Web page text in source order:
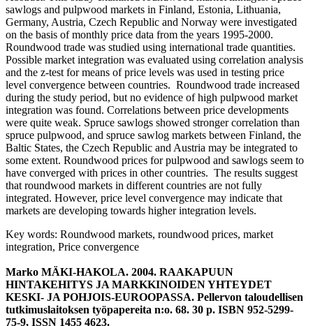
sawlogs and pulpwood markets in Finland, Estonia, Lithuania,
Germany, Austria, Czech Republic and Norway were investigated
on the basis of monthly price data from the years 1995-2000.
Roundwood trade was studied using international trade quantities.
Possible market integration was evaluated using correlation analysis
and the z-test for means of price levels was used in testing price
level convergence between countries. Roundwood trade increased
during the study period, but no evidence of high pulpwood market
integration was found. Correlations between price developments
were quite weak. Spruce sawlogs showed stronger correlation than
spruce pulpwood, and spruce sawlog markets between Finland, the
Baltic States, the Czech Republic and Austria may be integrated to
some extent. Roundwood prices for pulpwood and sawlogs seem to
have converged with prices in other countries. The results suggest
that roundwood markets in different countries are not fully
integrated. However, price level convergence may indicate that
markets are developing towards higher integration levels.
Key words: Roundwood markets, roundwood prices, market
integration, Price convergence
Marko MÄKI-HAKOLA. 2004. RAAKAPUUN
HINTAKEHITYS JA MARKKINOIDEN YHTEYDET
KESKI- JA POHJOIS-EUROOPASSA. Pellervon taloudellisen
tutkimuslaitoksen työpapereita n:o. 68. 30 p. ISBN 952-5299-
75-9, ISSN 1455 4623.